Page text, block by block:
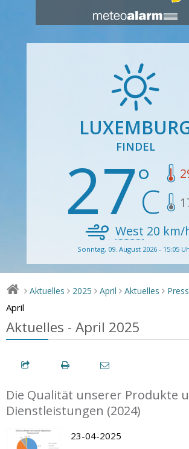
FINDEL
27
West 20 km/
Sonntag, 09. August 2026 - 15:05
> Aktuelles > 2025 > April > Aktuelles >
April
Aktuelles - April 2025
Die Qualität unserer Produkte
Dienstleistungen (2024)
23-04-2025